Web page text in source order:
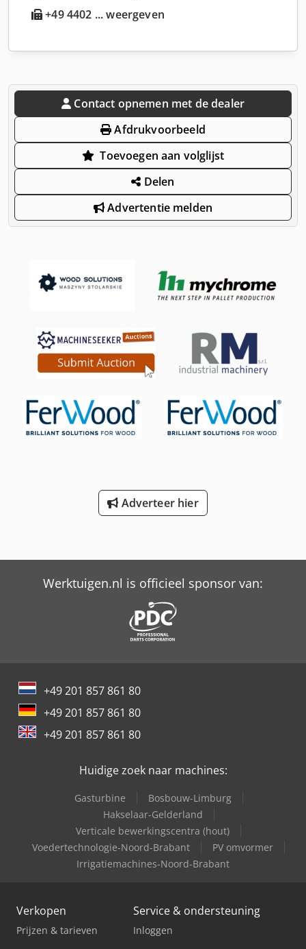
+49 4402 ... weergeven
Contact opnemen met de dealer
Afdrukvoorbeeld
Toevoegen aan volglijst
Delen
Advertentie melden
Adverteer hier
Werktuigen.nl is officieel sponsor van:
+49 201 857 861 80
+49 201 857 861 80
+49 201 857 861 80
Huidige zoek naar machines:
Gasturbine
Bosbouw-Limburg
Hakselaar-Gelderland
Verticale bewerkingscentra (hout)
Voedertechnologie-Noord-Brabant
PV omvormer
Irrigatiemachines-Noord-Brabant
Verkopen
Prijzen & tarieven
Service & ondersteuning
Inloggen